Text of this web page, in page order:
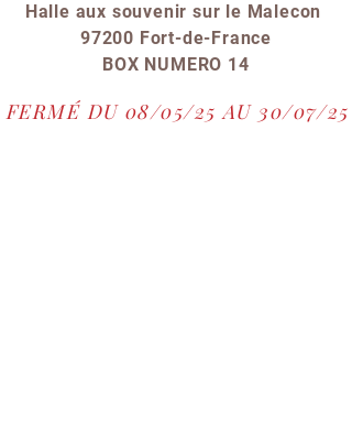
Halle aux souvenir sur le Malecon
97200 Fort-de-France
BOX NUMERO 14
FERMÉ DU 08/05/25 AU 30/07/25